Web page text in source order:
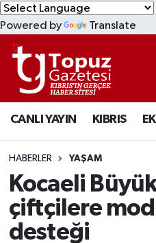
Powered by Translate
CANLI YAYIN KIBRIS
HABERLER YAŞAM
Kocaeli
çiftçilere
desteği
KIBRIS
DÜNYA
EKONOMİ
MAGAZİN
SAĞLIK
SPOR
Lefkoşa Nöbetçi
Lefkoşa Hava Durumu
Lefkoşa Trafik
Süper Lig Puan
Tüm Manşetler
Son Dakika Haberleri